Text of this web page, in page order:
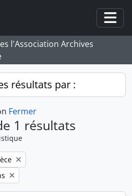
l'Association Archives
résultats par :
Fermer
1 résultats
filter: